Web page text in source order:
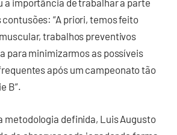
a importância de trabalhar a parte
“A priori, temos feito
trabalhos preventivos
para minimizarmos as possíveis
após um campeonato tão
B”.
metodologia definida, Luis Augusto